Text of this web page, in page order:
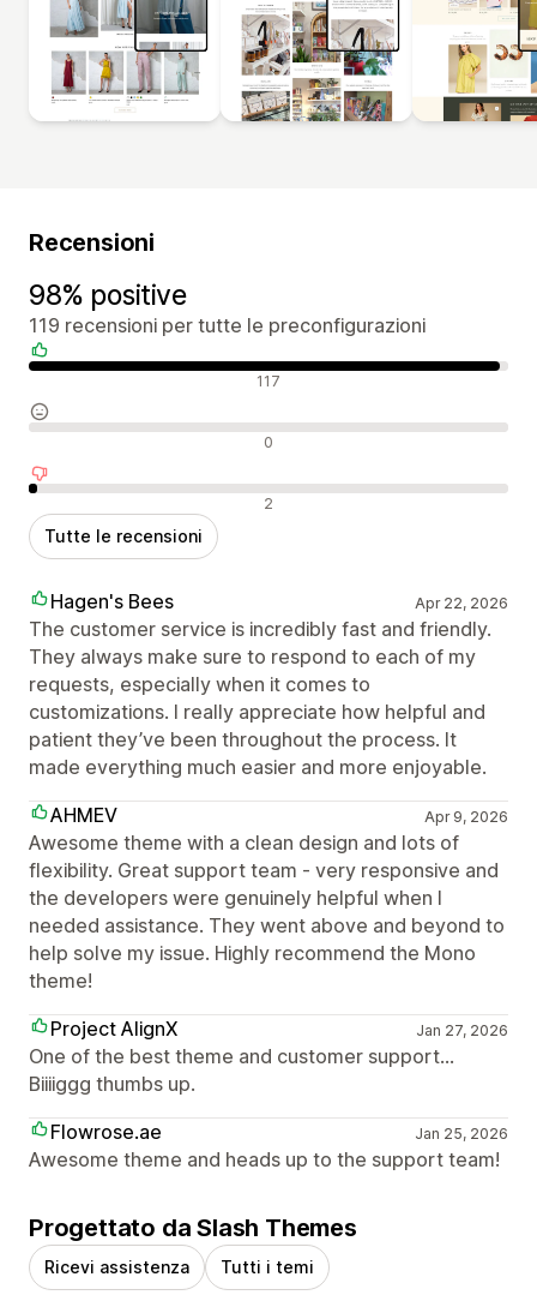
Recensioni
98% positive
119 recensioni per tutte le preconfigurazioni
Recensioni positive 117
Recensioni neutrali 0
Recensioni negative 2
Tutte le recensioni
Hagen's Bees Apr 22, 2026
The customer service is incredibly fast and friendly.
They always make sure to respond to each of my
requests, especially when it comes to
customizations. I really appreciate how helpful and
patient they’ve been throughout the process. It
made everything much easier and more enjoyable.
AHMEV
Apr 9, 2026
Awesome theme with a clean design and lots of
flexibility. Great support team - very responsive and
the developers were genuinely helpful when I
needed assistance. They went above and beyond to
help solve my issue. Highly recommend the Mono
theme!
Project AlignX
Jan 27, 2026
One of the best theme and customer support...
Biiiiggg thumbs up.
Flowrose.ae
Jan 25, 2026
Awesome theme and heads up to the support team!
Progettato da Slash Themes
Ricevi assistenza Tutti i temi